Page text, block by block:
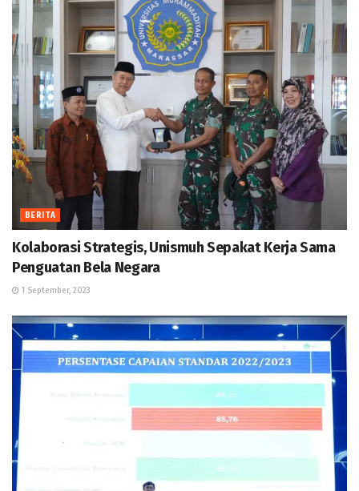
BERITA
Kolaborasi Strategis, Unismuh Sepakat Kerja Sama
Penguatan Bela Negara
1 September, 2023